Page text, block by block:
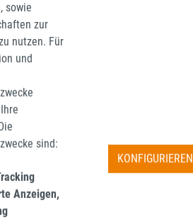
Preis:
zzgl. Versandkosten
WARENKORB
sowie
zur
nutzen. Für
und
sind:
Anzeigen,
KONFIGURIEREN